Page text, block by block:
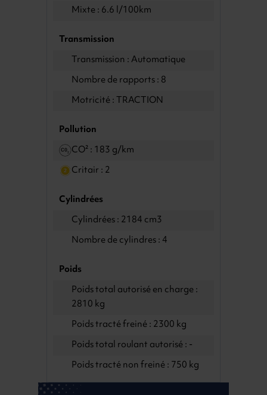
Mixte : 6.6 l/100km
Transmission
Transmission : Automatique
Nombre de rapports : 8
Motricité : TRACTION
Pollution
CO² : 183 g/km
Critair : 2
Cylindrées
Cylindrées : 2184 cm3
Nombre de cylindres : 4
Poids
Poids total autorisé en charge :
2810 kg
Poids tracté freiné : 2300 kg
Poids total roulant autorisé : -
Poids tracté non freiné : 750 kg